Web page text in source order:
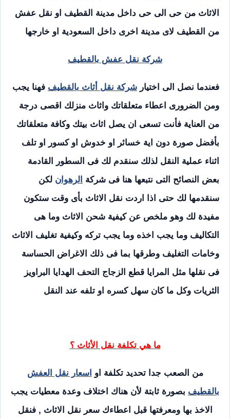
الاثاث من حى الى حى داخل مدينة القطيف او نقل عفش
من القطيف لاى مدينة اخرى داخل السعودية او خارجها
شركة نقل عفش بالقطيف
فعندما نصل الى اختيار شركة نقل أثاث بالقطيف فهنا يجب
ومن الضرورى اعطاء متعلقاتك واثاث منزلك اقصى درجة
من العناية فأنت تسعى ان يصل اثاث بيتك وكافة متعلقاتك
بأفضل صورة دون اية خسائر او خدوش او كسور او تلف
اثناء عملية النقل لذلك سنقدم لك فى السطور القادمة
بعض النصائح التى نتبعها هنا فى شركة
الرهوان لكن
سنقدمها لك حتى اذا اردت نقل الاثاث بأى وقت ستكون
مفيدة لك وهو ملخص عن كيفية شحن الاثاث وما هى
التكاليف وما يجب اخذه وما يجب تركه وكيفية تغليف الاثاث
وخامات التغليف وطرقها بما فى ذلك الاغراض الحساسة
فى نقلها مثل المرايا قطع الزجاج التحف الهدايا البراويز
الثريات وكل ما كان سهل كسره او تلفه عند النقل
ما هي تكلفة نقل الأثاث ؟
من الصعب جدا تحديد تكلفة او
اسعار نقل العفش
بالقطيف بصورة ثابتة لأن هناك اختلاف وعدة معطيات يجب
الاخذ بها ومعرفتها قبل اعطاءك سعر نقل الاثاث , فنقل